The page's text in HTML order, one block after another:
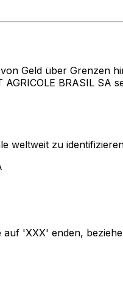
Geld über Grenzen
BRASIL SA
weltweit zu
'XXX' enden,